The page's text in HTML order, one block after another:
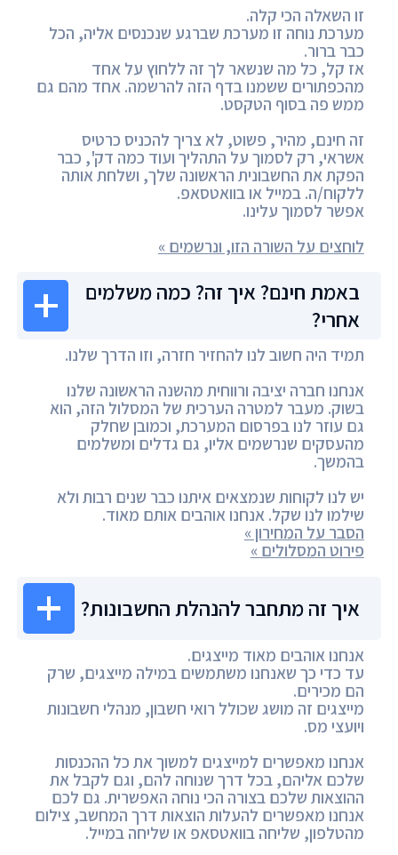
זו השאלה הכי קלה.
מערכת נוחה זו מערכת שברגע שנכנסים אליה, הכל
כבר ברור.
אז קל, כל מה שנשאר לך זה ללחוץ על אחד
מהכפתורים ששמנו בדף הזה להרשמה. אחד מהם גם
ממש פה בסוף הטקסט.
זה חינם, מהיר, פשוט, לא צריך להכניס כרטיס
אשראי, רק לסמוך על התהליך ועוד כמה דק', כבר
הפקת את החשבונית הראשונה שלך, ושלחת אותה
ללקוח/ה. במייל או בוואטסאפ.
אפשר לסמוך עלינו.
לוחצים על השורה הזו, ונרשמים »
באמת חינם? איך זה? כמה משלמים
אחרי?
תמיד היה חשוב לנו להחזיר חזרה, וזו הדרך שלנו.
אנחנו חברה יציבה ורווחית מהשנה הראשונה שלנו
בשוק. מעבר למטרה הערכית של המסלול הזה, הוא
גם עוזר לנו בפרסום המערכת, וכמובן שחלק
מהעסקים שנרשמים אליו, גם גדלים ומשלמים
בהמשך.
יש לנו לקוחות שנמצאים איתנו כבר שנים רבות ולא
שילמו לנו שקל. אנחנו אוהבים אותם מאוד.
הסבר על המחירון »
פירוט המסלולים »
איך זה מתחבר להנהלת החשבונות?
אנחנו אוהבים מאוד מייצגים.
עד כדי כך שאנחנו משתמשים במילה מייצגים, שרק
הם מכירים.
מייצגים זה מושג שכולל רואי חשבון, מנהלי חשבונות
ויועצי מס.
אנחנו מאפשרים למייצגים למשוך את כל ההכנסות
שלכם אליהם, בכל דרך שנוחה להם, וגם לקבל את
ההוצאות שלכם בצורה הכי נוחה האפשרית. גם לכם
אנחנו מאפשרים להעלות הוצאות דרך המחשב, צילום
מהטלפון, שליחה בוואטסאפ או שליחה במייל.